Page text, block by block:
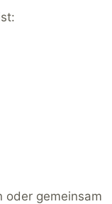
oder gemeinsam